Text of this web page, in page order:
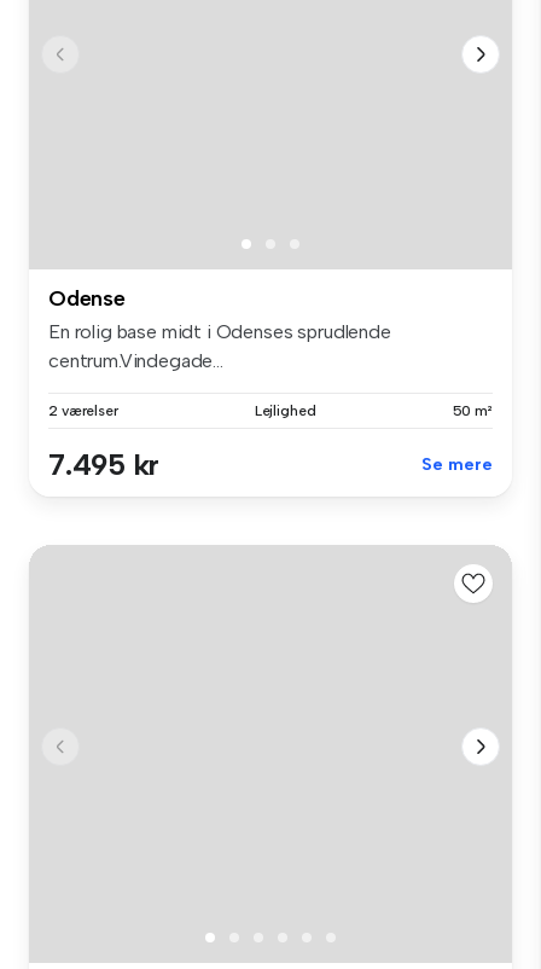
Odense
En rolig base midt i Odenses sprudlende
centrum.Vindegade...
2 værelser Lejlighed 50 m²
7.495 kr Se mere